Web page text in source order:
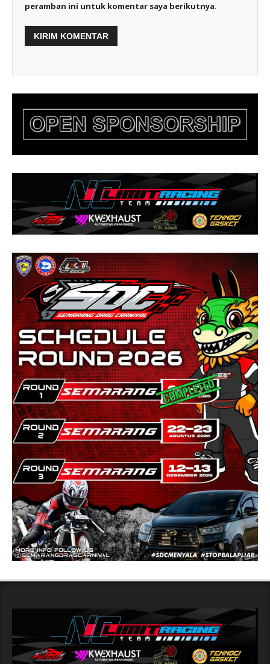
peramban ini untuk komentar saya berikutnya.